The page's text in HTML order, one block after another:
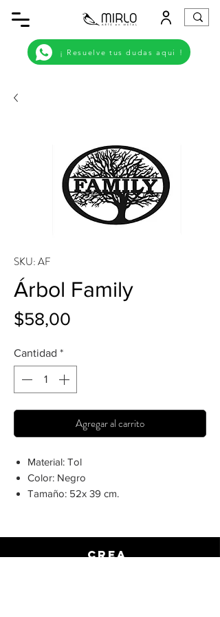
¡ Resuelve tus dudas aqui !
SKU: AF
Árbol Family
$58,00
Cantidad *
Agregar al carrito
Material: Tol
Color: Negro
Tamaño: 52x 39 cm.
Crea